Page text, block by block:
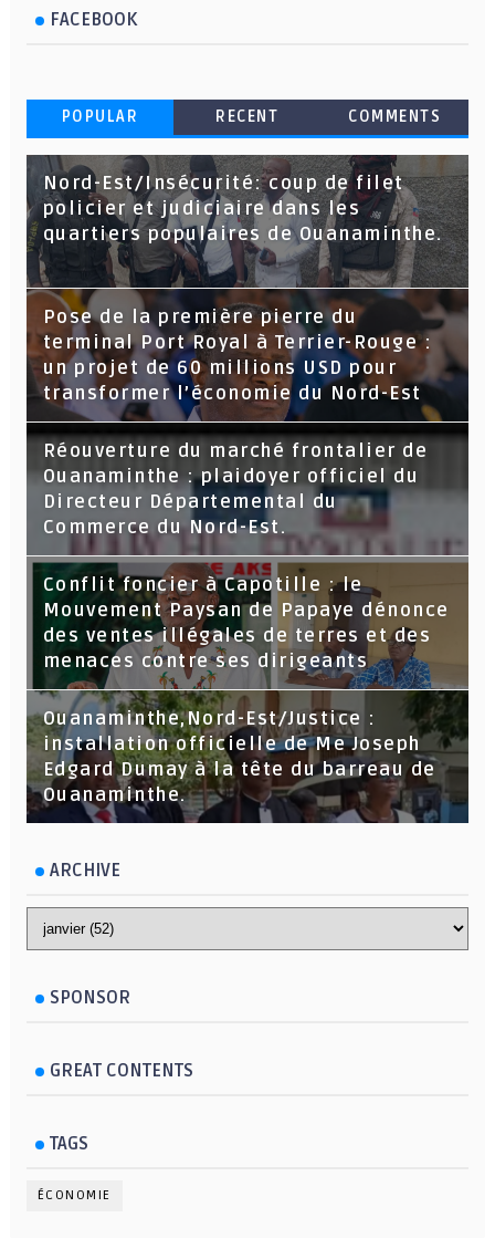
FACEBOOK
POPULAR RECENT COMMENTS
Nord-Est/Insécurité: coup de filet
policier et judiciaire dans les
quartiers populaires de Ouanaminthe.
Pose de la première pierre du
terminal Port Royal à Terrier-Rouge :
un projet de 60 millions USD pour
transformer l’économie du Nord-Est
Réouverture du marché frontalier de
Ouanaminthe : plaidoyer officiel du
Directeur Départemental du
Commerce du Nord-Est.
Conflit foncier à Capotille : le
Mouvement Paysan de Papaye dénonce
des ventes illégales de terres et des
menaces contre ses dirigeants
Ouanaminthe,Nord-Est/Justice :
installation officielle de Me Joseph
Edgard Dumay à la tête du barreau de
Ouanaminthe.
ARCHIVE
SPONSOR
GREAT CONTENTS
TAGS
ÉCONOMIE